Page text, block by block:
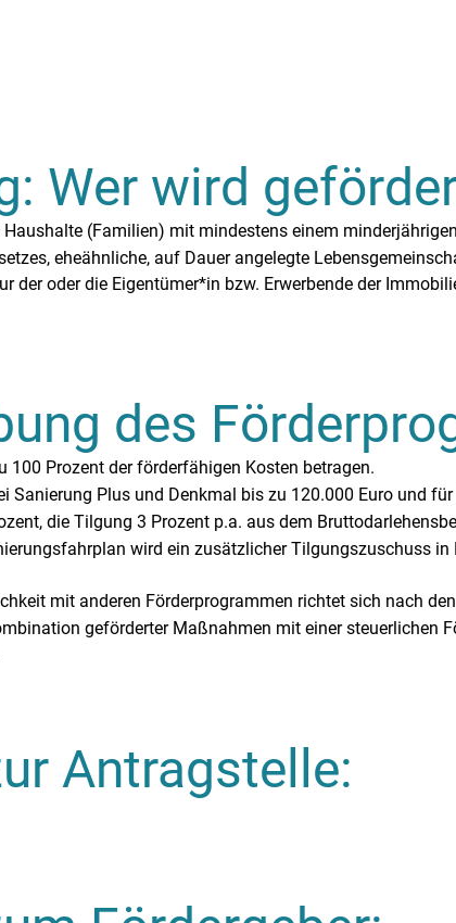
Wer wird
(Familien) mit mindestens einem
eheähnliche, auf Dauer angelegte
der oder die Eigentümer*in bzw. Erwerbende der
des
100 Prozent der förderfähigen Kosten betragen.
Sanierung Plus und Denkmal bis zu 120.000 Euro und
die Tilgung 3 Prozent p.a. aus dem
wird ein zusätzlicher Tilgungszuschuss in
mit anderen Förderprogrammen richtet sich nach
geförderter Maßnahmen mit einer steuerlichen
Antragstelle: